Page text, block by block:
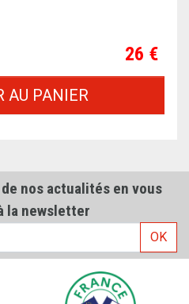
Prix
26 €
AU PANIER
nos actualités en vous
la newsletter
OK